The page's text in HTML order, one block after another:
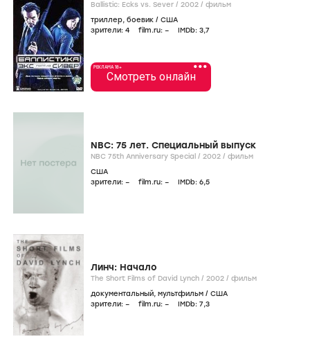
Ballistic: Ecks vs. Sever / 2002 / фильм
триллер, боевик / США
зрители: 4 film.ru: – IMDb: 3,7
•••
РЕКЛАМА 18+
Смотреть онлайн
NBC: 75 лет. Специальный выпуск
NBC 75th Anniversary Special / 2002 / фильм
США
зрители: – film.ru: – IMDb: 6,5
Линч: Начало
The Short Films of David Lynch / 2002 / фильм
документальный, мультфильм / США
зрители: – film.ru: – IMDb: 7,3